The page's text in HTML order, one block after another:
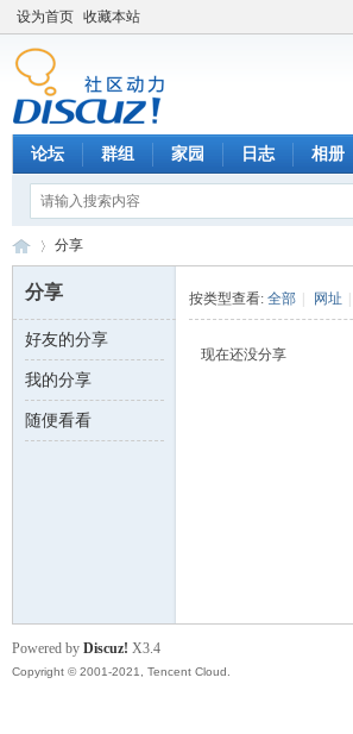
设为首页 收藏本站
论坛 群组 家园 日志 相册
数 ›
分享
分享
好友的分享
我的分享
随便看看
按类型查看: 全部 网址
现在还没分享
Powered by Discuz! X3.4
Copyright © 2001-2021, Tencent Cloud.